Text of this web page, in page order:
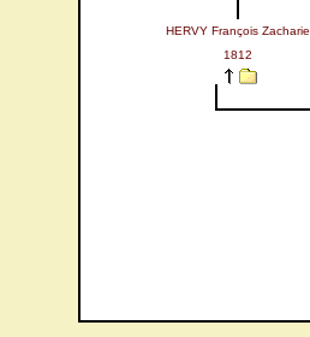
HERVY François Zacharie
1812